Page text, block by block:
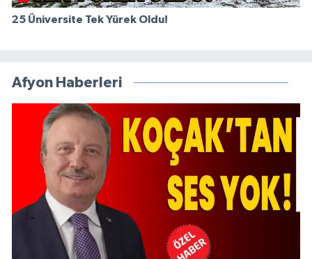
25 Üniversite Tek Yürek Oldu!
Afyon Haberleri